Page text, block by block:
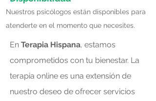
Nuestros psicólogos están disponibles para
atenderte en el momento que necesites.
En Terapia Hispana, estamos
comprometidos con tu bienestar. La
terapia online es una extensión de
nuestro deseo de ofrecer servicios